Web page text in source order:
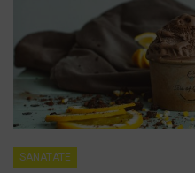
SANATATE